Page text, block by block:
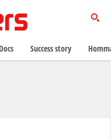
Success story